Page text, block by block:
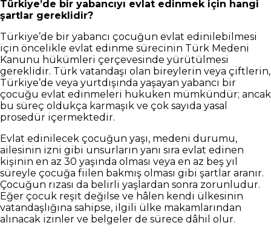
Türkiye’de bir yabancıyı evlat edinmek için hangi
şartlar gereklidir?
Türkiye’de bir yabancı çocuğun evlat edinilebilmesi
için öncelikle evlat edinme sürecinin Türk Medeni
Kanunu hükümleri çerçevesinde yürütülmesi
gereklidir. Türk vatandaşı olan bireylerin veya çiftlerin,
Türkiye’de veya yurtdışında yaşayan yabancı bir
çocuğu evlat edinmeleri hukuken mümkündür; ancak
bu süreç oldukça karmaşık ve çok sayıda yasal
prosedür içermektedir.
Evlat edinilecek çocuğun yaşı, medeni durumu,
ailesinin izni gibi unsurların yanı sıra evlat edinen
kişinin en az 30 yaşında olması veya en az beş yıl
süreyle çocuğa fiilen bakmış olması gibi şartlar aranır.
Çocuğun rızası da belirli yaşlardan sonra zorunludur.
Eğer çocuk reşit değilse ve hâlen kendi ülkesinin
vatandaşlığına sahipse, ilgili ülke makamlarından
alınacak izinler ve belgeler de sürece dâhil olur.